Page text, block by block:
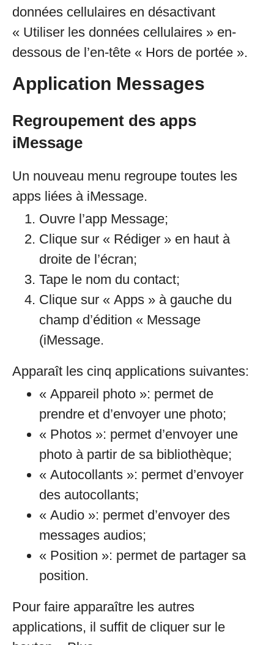
données cellulaires en désactivant
« Utiliser les données cellulaires » en-
dessous de l’en-tête « Hors de portée ».
Application Messages
Regroupement des apps
iMessage
Un nouveau menu regroupe toutes les
apps liées à iMessage.
Ouvre l’app Message;
Clique sur « Rédiger » en haut à
droite de l’écran;
Tape le nom du contact;
Clique sur « Apps » à gauche du
champ d’édition « Message
(iMessage.
Apparaît les cinq applications suivantes:
« Appareil photo »: permet de
prendre et d’envoyer une photo;
« Photos »: permet d’envoyer une
photo à partir de sa bibliothèque;
« Autocollants »: permet d’envoyer
des autocollants;
« Audio »: permet d’envoyer des
messages audios;
« Position »: permet de partager sa
position.
Pour faire apparaître les autres
applications, il suffit de cliquer sur le